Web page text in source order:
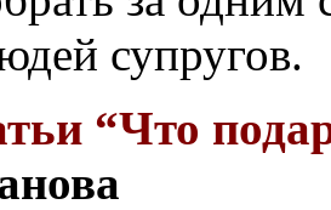
супругов.
“Что